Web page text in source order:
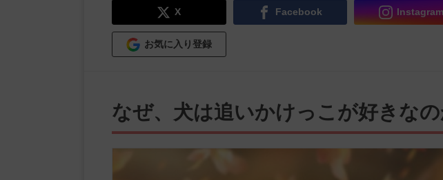
X Facebook Instagram
お気に入り登録
なぜ、犬は追いかけっこが好きなの